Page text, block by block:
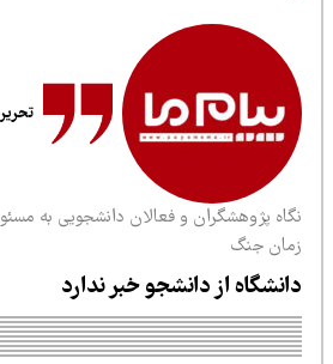
تحریریه
پژوهشگران و فعالان دانشجویی به مسئولیت
جنگ
از دانشجو خبر ندارد